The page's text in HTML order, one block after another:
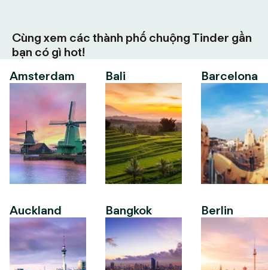
Cùng xem các thành phố chuộng Tinder gần
bạn có gì hot!
Amsterdam
Auckland
Bali
Bangkok
Barcelona
Berlin